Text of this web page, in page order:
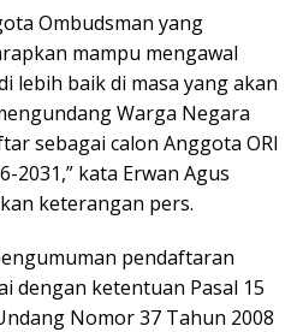
Ombudsman yang
mampu mengawal
lebih baik di masa yang akan
Warga Negara
sebagai calon Anggota ORI
2031,” kata Erwan Agus
keterangan pers.
pendaftaran
dengan ketentuan Pasal 15
Nomor 37 Tahun 2008